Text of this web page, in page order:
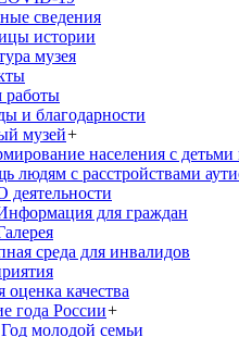
сведения
истории
музея
и благодарности
музей+
населения с
людям с расстройствами
деятельности
для граждан
среда для инвалидов
оценка качества
года России+
молодой семьи